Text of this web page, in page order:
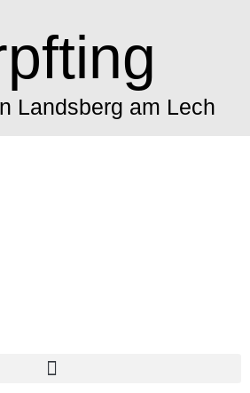
Landsberg am Lech